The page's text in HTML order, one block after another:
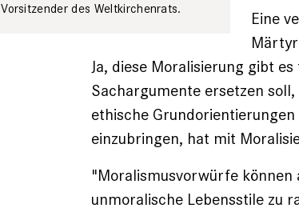
Vorsitzender des Weltkirchenrats.
Eine
Ja, diese Moralisierung gibt
Sachargumente ersetzen
ethische
einzubringen, hat mit
"Moralismusvorwürfe können
unmoralische Lebensstile zu